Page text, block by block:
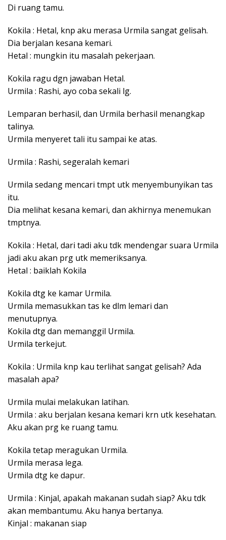
Di ruang tamu.
Kokila : Hetal, knp aku merasa Urmila sangat gelisah.
Dia berjalan kesana kemari.
Hetal : mungkin itu masalah pekerjaan.
Kokila ragu dgn jawaban Hetal.
Urmila : Rashi, ayo coba sekali lg.
Lemparan berhasil, dan Urmila berhasil menangkap
talinya.
Urmila menyeret tali itu sampai ke atas.
Urmila : Rashi, segeralah kemari
Urmila sedang mencari tmpt utk menyembunyikan tas
itu.
Dia melihat kesana kemari, dan akhirnya menemukan
tmptnya.
Kokila : Hetal, dari tadi aku tdk mendengar suara Urmila
jadi aku akan prg utk memeriksanya.
Hetal : baiklah Kokila
Kokila dtg ke kamar Urmila.
Urmila memasukkan tas ke dlm lemari dan
menutupnya.
Kokila dtg dan memanggil Urmila.
Urmila terkejut.
Kokila : Urmila knp kau terlihat sangat gelisah? Ada
masalah apa?
Urmila mulai melakukan latihan.
Urmila : aku berjalan kesana kemari krn utk kesehatan.
Aku akan prg ke ruang tamu.
Kokila tetap meragukan Urmila.
Urmila merasa lega.
Urmila dtg ke dapur.
Urmila : Kinjal, apakah makanan sudah siap? Aku tdk
akan membantumu. Aku hanya bertanya.
Kinjal : makanan siap